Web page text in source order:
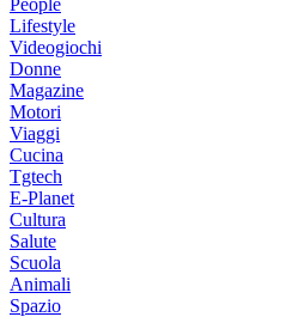
People
Lifestyle
Videogiochi
Donne
Magazine
Motori
Viaggi
Cucina
Tgtech
E-Planet
Cultura
Salute
Scuola
Animali
Spazio